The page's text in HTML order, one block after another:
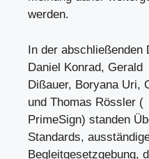
werden.
In der abschließenden
Daniel Konrad, Gerald
Dißauer, Boryana Uri,
und Thomas Rössler (
PrimeSign) standen
Standards,
Begleitgesetzgebung,